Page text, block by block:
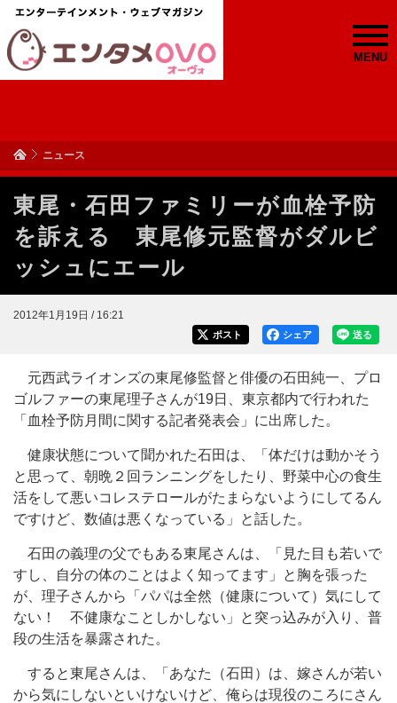
MENU
ニュース
東尾・石田ファミリーが血栓予防
を訴える 東尾修元監督がダルビ
ッシュにエール
2012年1月19日 / 16:21
送る
シェア
ポスト
元西武ライオンズの東尾修監督と俳優の石田純一、プロ
ゴルファーの東尾理子さんが19日、東京都内で行われた
「血栓予防月間に関する記者発表会」に出席した。
健康状態について聞かれた石田は、「体だけは動かそう
と思って、朝晩２回ランニングをしたり、野菜中心の食生
活をして悪いコレステロールがたまらないようにしてるん
ですけど、数値は悪くなっている」と話した。
石田の義理の父でもある東尾さんは、「見た目も若いで
すし、自分の体のことはよく知ってます」と胸を張った
が、理子さんから「パパは全然（健康について）気にして
ない！ 不健康なことしかしない」と突っ込みが入り、普
段の生活を暴露された。
すると東尾さんは、「あなた（石田）は、嫁さんが若い
から気にしないといけないけど、俺らは現役のころにさん